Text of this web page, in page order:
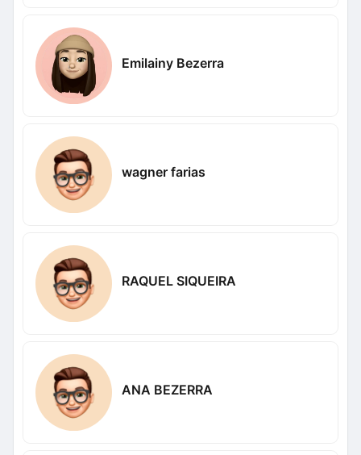
Emilainy Bezerra
wagner farias
RAQUEL SIQUEIRA
ANA BEZERRA